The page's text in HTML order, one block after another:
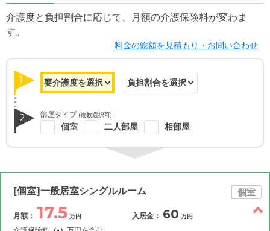
介護度と負担割合に応じて、月額の介護保険料が変わま
す。
料金の総額を見積もり・お問い合わせ
1
2 部屋タイプ (複数選択可)
個室 二人部屋 相部屋
[個室]一般居室シングルルーム 個室
月額： 17.5 万円 入居金： 60 万円